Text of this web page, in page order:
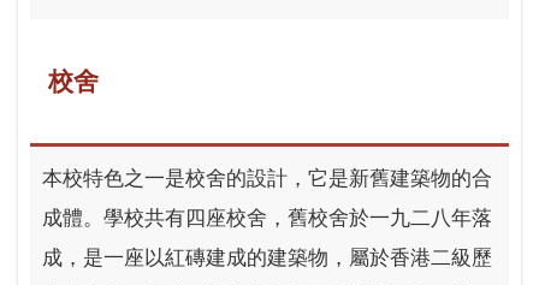
校舍
本校特色之一是校舍的設計，它是新舊建築物的合
成體。學校共有四座校舍，舊校舍於一九二八年落
成，是一座以紅磚建成的建築物，屬於香港二級歷